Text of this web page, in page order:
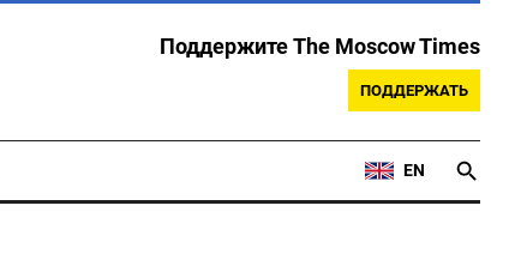
Поддержите The Moscow Times
ПОДДЕРЖАТЬ
EN